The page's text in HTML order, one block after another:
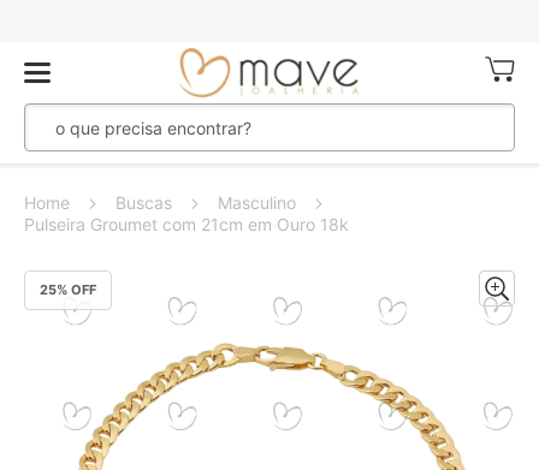
Meu
Home Buscas
Masculino
Pulseira Groumet com 21cm em Ouro 18k
25% OFF
Pular
para
o
imagens